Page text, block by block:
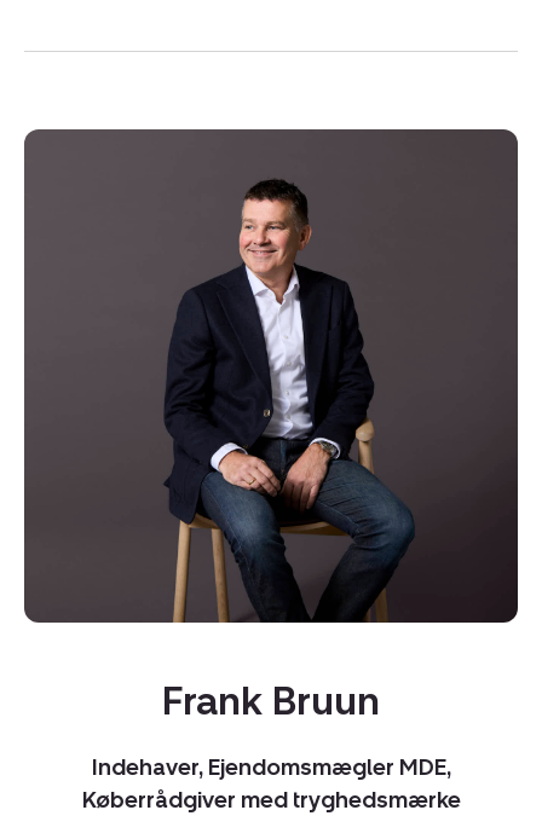
Frank Bruun
Indehaver, Ejendomsmægler MDE,
Køberrådgiver med tryghedsmærke
Kopier link
Del via mail